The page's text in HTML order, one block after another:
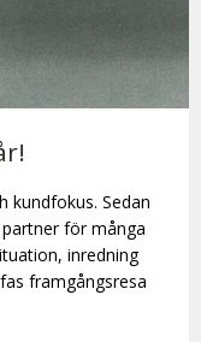
kundfokus. Sedan
för många
inredning
framgångsresa